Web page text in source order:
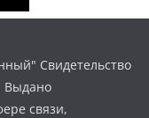
Свидетельство
Выдано
связи,